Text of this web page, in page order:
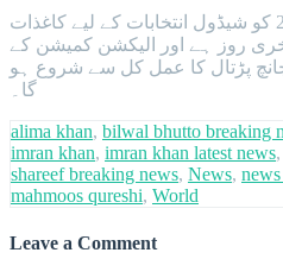
خیال رہے کہ 8 فروری 2024 کو شیڈول انتخابات کے لیے کاغذات
روز ہے اور الیکشن کمیشن کے
پڑتال کا عمل کل سے شروع ہو
گا۔
alima khan, bilwal bhutto breaking
imran khan, imran khan latest news,
shareef breaking news, News,
mahmoos qureshi, World
Leave a Comment